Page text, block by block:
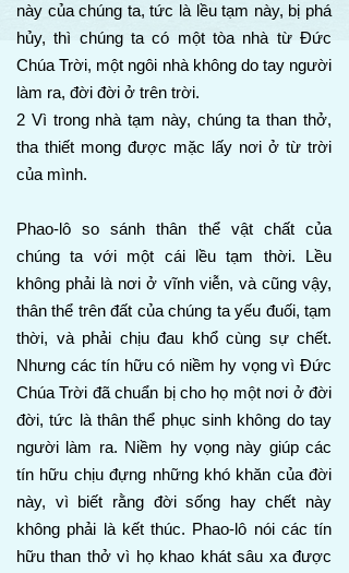
này của chúng ta, tức là lều tạm này, bị phá
hủy, thì chúng ta có một tòa nhà từ Đức
Chúa Trời, một ngôi nhà không do tay người
làm ra, đời đời ở trên trời.
2 Vì trong nhà tạm này, chúng ta than thở,
tha thiết mong được mặc lấy nơi ở từ trời
của mình.
Phao-lô so sánh thân thể vật chất của
chúng ta với một cái lều tạm thời. Lều
không phải là nơi ở vĩnh viễn, và cũng vậy,
thân thể trên đất của chúng ta yếu đuối, tạm
thời, và phải chịu đau khổ cùng sự chết.
Nhưng các tín hữu có niềm hy vọng vì Đức
Chúa Trời đã chuẩn bị cho họ một nơi ở đời
đời, tức là thân thể phục sinh không do tay
người làm ra. Niềm hy vọng này giúp các
tín hữu chịu đựng những khó khăn của đời
này, vì biết rằng đời sống hay chết này
không phải là kết thúc. Phao-lô nói các tín
hữu than thở vì họ khao khát sâu xa được